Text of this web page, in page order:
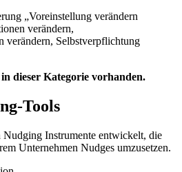
„Voreinstellung verändern
verändern,
verändern, Selbstverpflichtung
dieser Kategorie vorhanden.
Tools
Instrumente entwickelt, die
Unternehmen Nudges umzusetzen.